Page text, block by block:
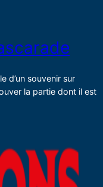
d’un souvenir sur
la partie dont il est